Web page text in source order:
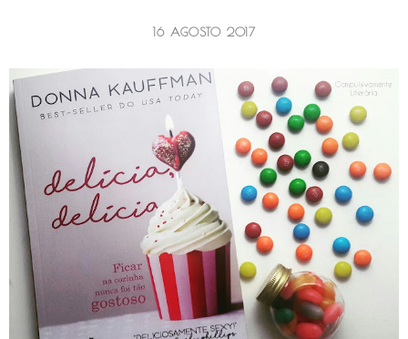
16 AGOSTO 2017